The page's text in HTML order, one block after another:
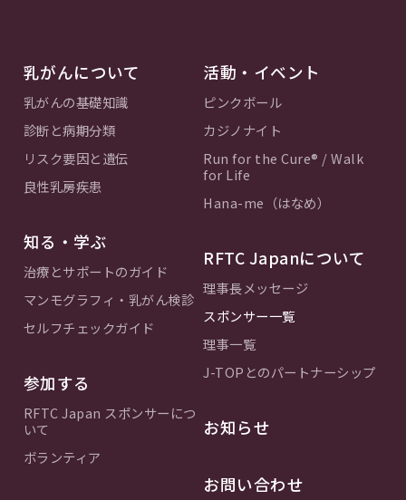
乳がんについて
乳がんの基礎知識
診断と病期分類
リスク要因と遺伝
良性乳房疾患
知る・学ぶ
治療とサポートのガイド
マンモグラフィ・乳がん検診
セルフチェックガイド
参加する
RFTC Japan スポンサーにつ
いて
ボランティア
活動・イベント
ピンクボール
カジノナイト
Run for the Cure® / Walk
for Life
Hana-me（はなめ）
RFTC Japanについて
理事長メッセージ
スポンサー一覧
理事一覧
J-TOPとのパートナーシップ
お知らせ
お問い合わせ